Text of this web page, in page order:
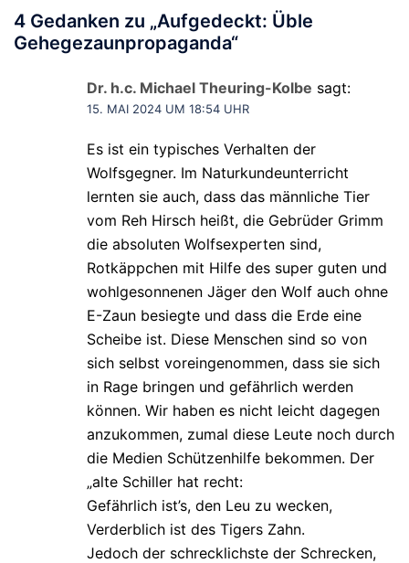
4 Gedanken zu „Aufgedeckt: Üble
Gehegezaunpropaganda“
Dr. h.c. Michael Theuring-Kolbe sagt:
15. MAI 2024 UM 18:54 UHR
Es ist ein typisches Verhalten der
Wolfsgegner. Im Naturkundeunterricht
lernten sie auch, dass das männliche Tier
vom Reh Hirsch heißt, die Gebrüder Grimm
die absoluten Wolfsexperten sind,
Rotkäppchen mit Hilfe des super guten und
wohlgesonnenen Jäger den Wolf auch ohne
E-Zaun besiegte und dass die Erde eine
Scheibe ist. Diese Menschen sind so von
sich selbst voreingenommen, dass sie sich
in Rage bringen und gefährlich werden
können. Wir haben es nicht leicht dagegen
anzukommen, zumal diese Leute noch durch
die Medien Schützenhilfe bekommen. Der
„alte Schiller hat recht:
Gefährlich ist’s, den Leu zu wecken,
Verderblich ist des Tigers Zahn.
Jedoch der schrecklichste der Schrecken,